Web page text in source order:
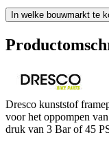
In welke bouwmarkt te
Dresco kunststof
voor het oppompen
druk van 3 Bar of 45